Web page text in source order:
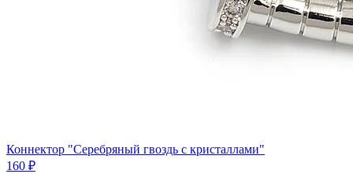
Коннектор "Серебряный гвоздь с кристаллами"
160 ₽